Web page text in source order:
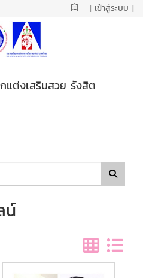
| เข้าสู่ระบบ |
ต่งเสริมสวย รังสิต
น์